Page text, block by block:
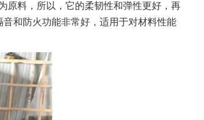
原料，所以，它的柔韧性和弹性更好，再
和防火功能非常好，适用于对材料性能